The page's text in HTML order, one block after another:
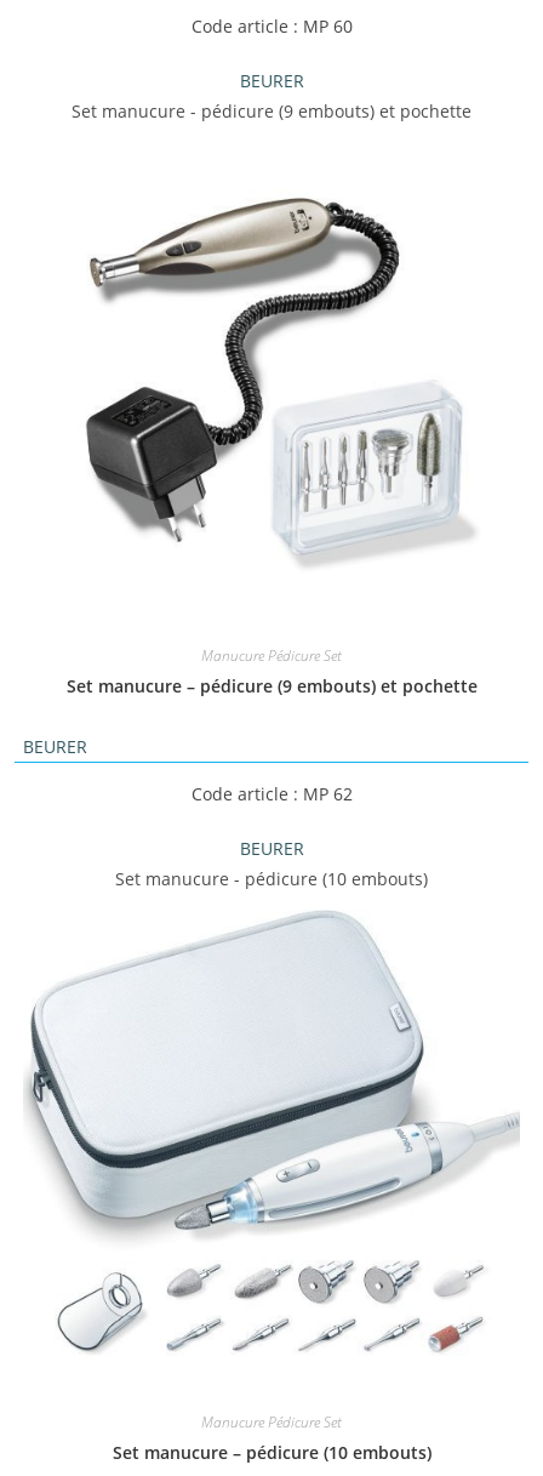
Code article : MP 60
BEURER
Set manucure - pédicure (9 embouts) et pochette
Manucure Pédicure Set
Set manucure – pédicure (9 embouts) et pochette
BEURER
Code article : MP 62
BEURER
Set manucure - pédicure (10 embouts)
Manucure Pédicure Set
Set manucure – pédicure (10 embouts)